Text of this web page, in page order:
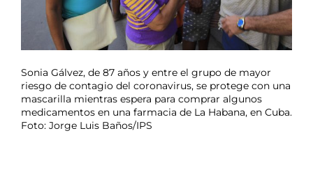
Sonia Gálvez, de 87 años y entre el grupo de mayor
riesgo de contagio del coronavirus, se protege con una
mascarilla mientras espera para comprar algunos
medicamentos en una farmacia de La Habana, en Cuba.
Foto: Jorge Luis Baños/IPS